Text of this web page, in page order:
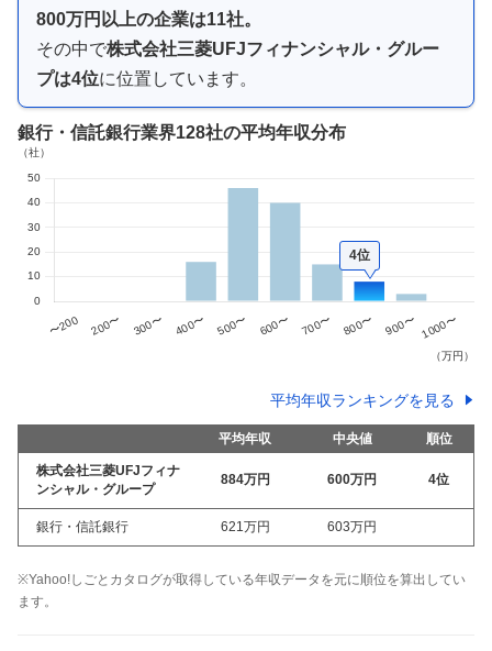
800万円以上の企業は11社。
その中で株式会社三菱UFJフィナンシャル・グルー
プは4位に位置しています。
銀行・信託銀行業界128社の平均年収分布
4位
平均年収ランキングを見る
平均年収 中央値 順位
株式会社三菱UFJフィナ
ンシャル・グループ
884万円 600万円 4位
銀行・信託銀行 621万円 603万円
※Yahoo!しごとカタログが取得している年収データを元に順位を算出してい
ます。